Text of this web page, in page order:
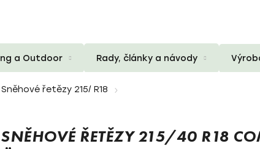
a Outdoor Rady, články a návody
Sněhové řetězy 215/ R18
SNĚHOVÉ ŘETĚZY 215/40 R18